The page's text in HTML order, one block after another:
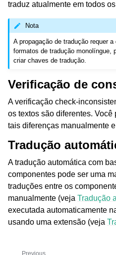
traduz atualmente em todos
Nota
A propagação de tradução requer
formatos de tradução monolíngue,
criar chaves de tradução.
Verificação de
A verificação check-
os textos são diferentes.
tais diferenças manualmente
Tradução
A tradução automática com
componentes pode ser uma
traduções entre os
manualmente (veja Tradução
executada automaticamente
usando uma extensão (veja